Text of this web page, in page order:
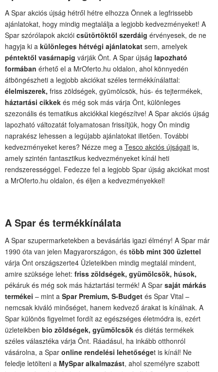
A Spar akciós újság hétről hétre elhozza Önnek a legfrissebb
ajánlatokat, hogy mindig megtalálja a legjobb kedvezményeket! A
Spar szórólapok akciói csütörtöktől szerdáig érvényesek, de ne
hagyja ki a különleges hétvégi ajánlatokat sem, amelyek
péntektől vasárnapig várják Önt. A Spar újság lapozható
formában érhető el a MrOferto.hu oldalon, ahol könnyedén
átböngészheti a legjobb akciókat széles termékkínálattal:
élelmiszerek, friss zöldségek, gyümölcsök, hús- és tejtermékek,
háztartási cikkek és még sok más várja Önt, különleges
szezonális és tematikus akciókkal kiegészítve! A Spar akciós újság
lapozható változatát folyamatosan frissítjük, hogy Ön mindig
naprakész lehessen a legújabb ajánlatokat illetően. További
kedvezményeket keres? Nézze meg a Tesco akciós újságait is,
amely szintén fantasztikus kedvezményeket kínál heti
rendszerességgel. Fedezze fel a legjobb Spar újság akciókat most
a MrOferto.hu oldalon, és éljen a kedvezményekkel!
A Spar és termékkínálata
A Spar szupermarketekben a bevásárlás igazi élmény! A Spar már
1990 óta van jelen Magyarországon, és több mint 300 üzlettel
várja Önt országszerte4 Üzleteikben mindig megtalál mindent,
amire szüksége lehet: friss zöldségek, gyümölcsök, húsok,
pékáruk és még sok más háztartási termék! A Spar saját márkás
termékei – mint a Spar Premium, S-Budget és Spar Vital –
nemcsak kiváló minőséget, hanem kedvező árakat is kínálnak. A
Spar különös figyelmet fordít az egészséges életmódra is, ezért
üzleteikben bio zöldségek, gyümölcsök és diétás termékek
széles választéka várja Önt. Ráadásul, ha inkább otthonról
vásárolna, a Spar online rendelési lehetőséget is kínál! Ne
feledje letölteni a MySpar alkalmazást, ahol személyre szabott